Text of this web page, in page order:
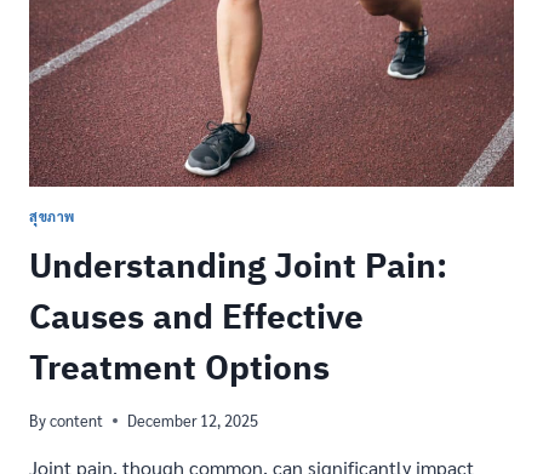
ที่
เหมาะ
สม
สุขภาพ
Understanding Joint Pain:
Causes and Effective
Treatment Options
Bycontent December 12, 2025
Joint pain, though common, can significantly impact